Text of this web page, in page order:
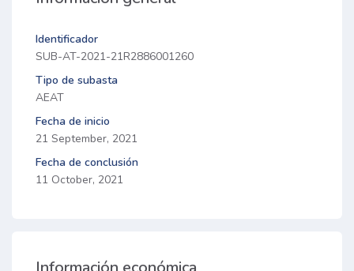
Identificador
SUB-AT-2021-21R2886001260
Tipo de subasta
AEAT
Fecha de inicio
21 September, 2021
Fecha de conclusión
11 October, 2021